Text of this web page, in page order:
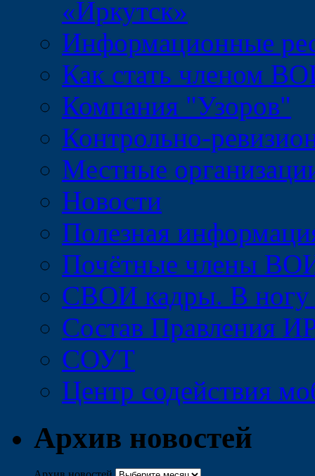
«Иркутск»
Информационные
Как стать членом
Компания "Узоров"
Контрольно-
Местные
Новости
Полезная
Почётные члены
СВОИ кадры. В ногу
Состав Правления
СОУТ
Центр содействия
Архив новостей